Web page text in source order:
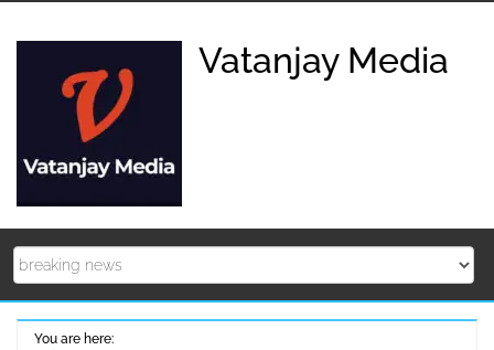
Vatanjay Media
You are here: